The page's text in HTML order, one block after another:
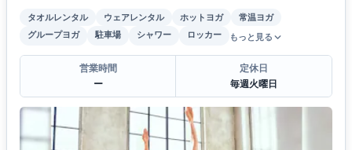
タオルレンタル ウェアレンタル ホットヨガ
常温ヨガ
グループヨガ
駐車場 シャワー ロッカー もっと見る
営業時間
ー
定休日
毎週火曜日